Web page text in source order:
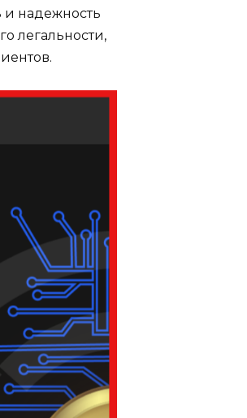
и надежность
легальности,